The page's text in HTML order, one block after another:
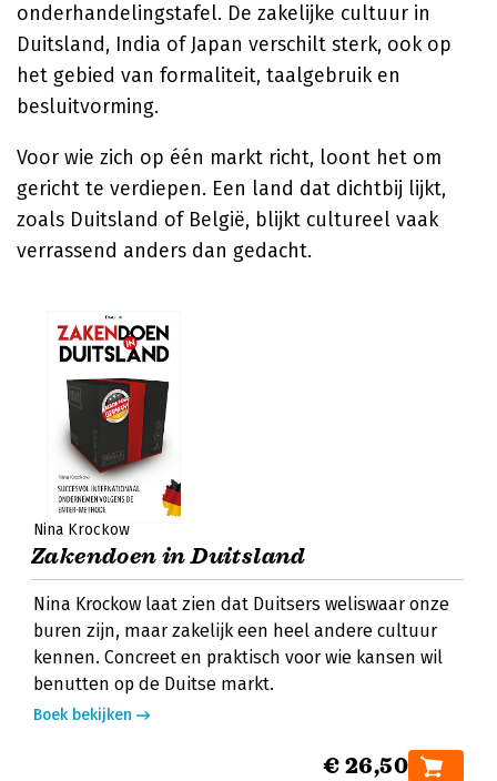
onderhandelingstafel. De zakelijke cultuur in
Duitsland, India of Japan verschilt sterk, ook op
het gebied van formaliteit, taalgebruik en
besluitvorming.
Voor wie zich op één markt richt, loont het om
gericht te verdiepen. Een land dat dichtbij lijkt,
zoals Duitsland of België, blijkt cultureel vaak
verrassend anders dan gedacht.
Nina Krockow
Zakendoen in Duitsland
Nina Krockow laat zien dat Duitsers weliswaar onze
buren zijn, maar zakelijk een heel andere cultuur
kennen. Concreet en praktisch voor wie kansen wil
benutten op de Duitse markt.
Boek bekijken
€ 26,50